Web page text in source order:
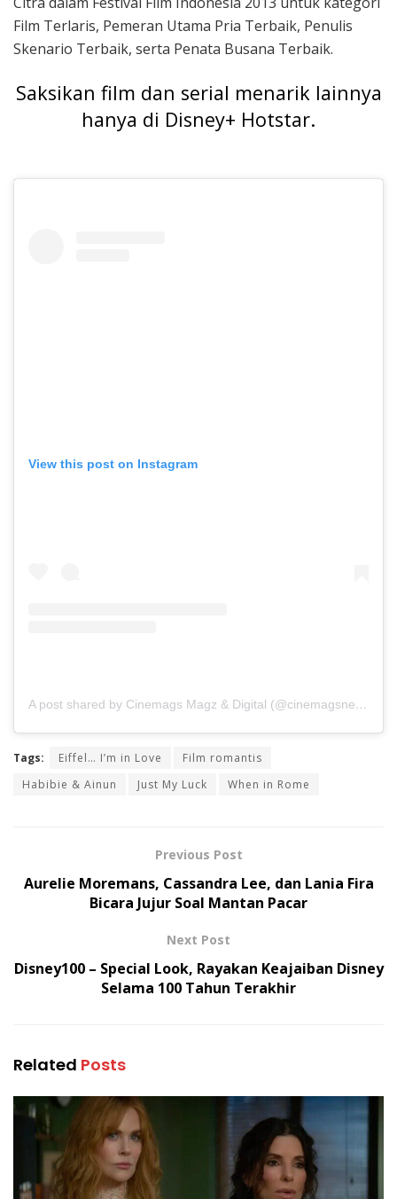
Film Terlaris, Pemeran Utama Pria Terbaik, Penulis
Skenario Terbaik, serta Penata Busana Terbaik.
Saksikan film dan serial menarik lainnya
hanya di Disney+ Hotstar.
View this post on Instagram
A post shared by Cinemags Magz & Digital (@cinemagsnews)
Tags: Eiffel… I’m in Love
Film romantis
Habibie & Ainun
Just My Luck When in Rome
Previous Post
Aurelie Moremans, Cassandra Lee, dan Lania Fira
Bicara Jujur Soal Mantan Pacar
Next Post
Disney100 – Special Look, Rayakan Keajaiban Disney
Selama 100 Tahun Terakhir
Related Posts